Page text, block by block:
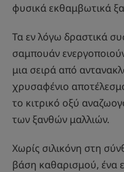
φυσικά εκθαμβωτικά
Τα εν λόγω δραστικά
σαμπουάν
μια σειρά από
χρυσαφένιο
το κιτρικό οξύ
των ξανθών μαλλιών.
Χωρίς σιλικόνη στη
βάση καθαρισμού, ένα